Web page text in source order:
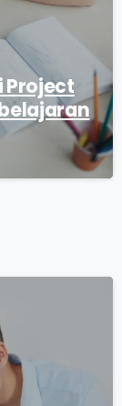
Project